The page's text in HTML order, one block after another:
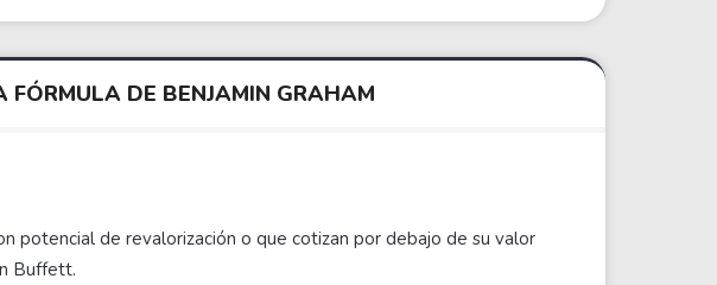
DE BENJAMIN GRAHAM
potencial de revalorización o que cotizan por debajo de su valor
Buffett.